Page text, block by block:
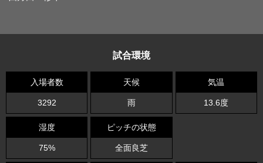
試合環境
入場者数
3292
天候
雨
気温
13.6度
湿度
75%
ピッチの状態
全面良芝